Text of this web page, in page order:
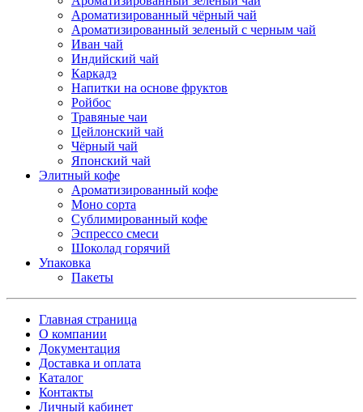
Ароматизированный чёрный чай
Ароматизированный зеленый с черным чай
Иван чай
Индийский чай
Каркадэ
Напитки на основе фруктов
Ройбос
Травяные чаи
Цейлонский чай
Чёрный чай
Японский чай
Элитный кофе
Ароматизированный кофе
Моно сорта
Сублимированный кофе
Эспрессо смеси
Шоколад горячий
Упаковка
Пакеты
Главная страница
О компании
Документация
Доставка и оплата
Каталог
Контакты
Личный кабинет